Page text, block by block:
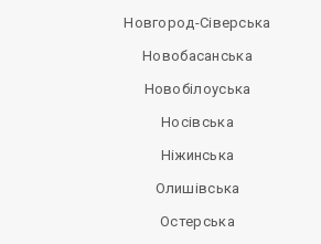
Новгород-Сіверська
Новобасанська
Новобілоуська
Носівська
Ніжинська
Олишівська
Остерська